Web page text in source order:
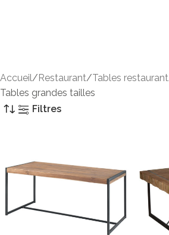
Accueil Restaurant Tables restaurant
Tables grandes tailles
Filtres